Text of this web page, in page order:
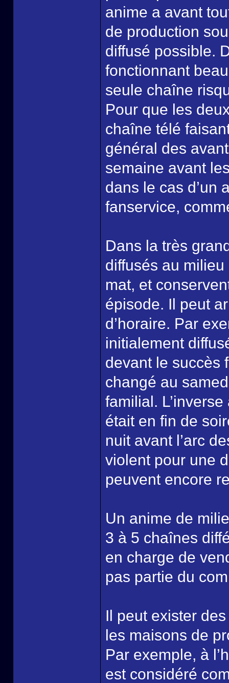
anime a avant
de production
diffusé possible.
fonctionnant
seule chaîne
Pour que les
chaîne télé
général des
semaine avant
dans le cas d’un
fanservice,
Dans la très
diffusés au
mat, et
épisode. Il peut
d’horaire. Par
initialement
devant le succès
changé au
familial.
était en fin de
nuit avant l’arc
violent pour une
peuvent encore
Un anime de
3 à 5 chaînes
en charge de
pas partie du
Il peut exister
les maisons de
Par exemple, à
est considéré